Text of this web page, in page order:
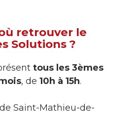
retrouver le
Solutions ?
tous les 3èmes
, de 10h à 15h.
Saint-Mathieu-de-